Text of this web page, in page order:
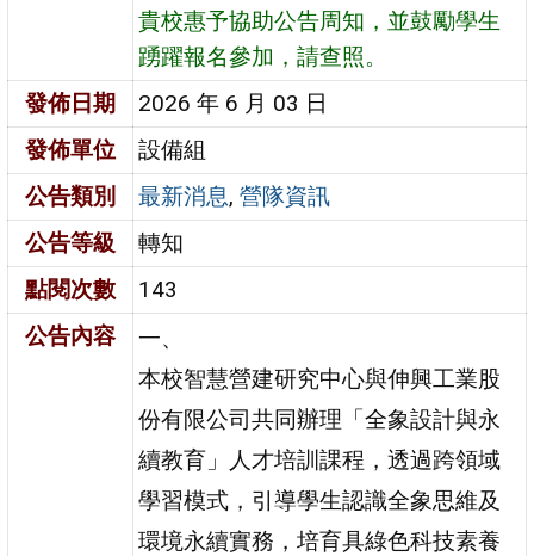
貴校惠予協助公告周知，並鼓勵學生
踴躍報名參加，請查照。
發佈日期
2026 年 6 月 03 日
發佈單位
設備組
公告類別
最新消息,營隊資訊
公告等級
轉知
點閱次數
143
公告內容
一、
本校智慧營建研究中心與伸興工業股
份有限公司共同辦理「全象設計與永
續教育」人才培訓課程，透過跨領域
學習模式，引導學生認識全象思維及
環境永續實務，培育具綠色科技素養